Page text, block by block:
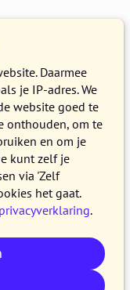
Daarmee
je IP-adres. We
website goed te
onthouden, om te
en om je
kunt zelf je
via 'Zelf
het gaat.
privacyverklaring.
een
en overleggen
het chatten
geworden.